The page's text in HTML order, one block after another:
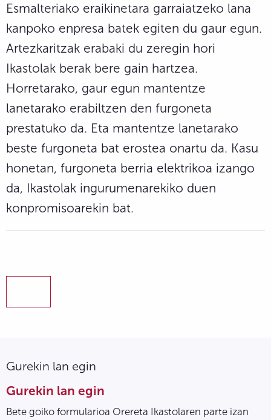
Esmalteriako eraikinetara garraiatzeko lana
kanpoko enpresa batek egiten du gaur egun.
Artezkaritzak erabaki du zeregin hori
Ikastolak berak bere gain hartzea.
Horretarako, gaur egun mantentze
lanetarako erabiltzen den furgoneta
prestatuko da. Eta mantentze lanetarako
beste furgoneta bat erostea onartu da. Kasu
honetan, furgoneta berria elektrikoa izango
da, Ikastolak ingurumenarekiko duen
konpromisoarekin bat.
Gurekin lan egin
Gurekin lan egin
Bete goiko formularioa Orereta Ikastolaren parte izan